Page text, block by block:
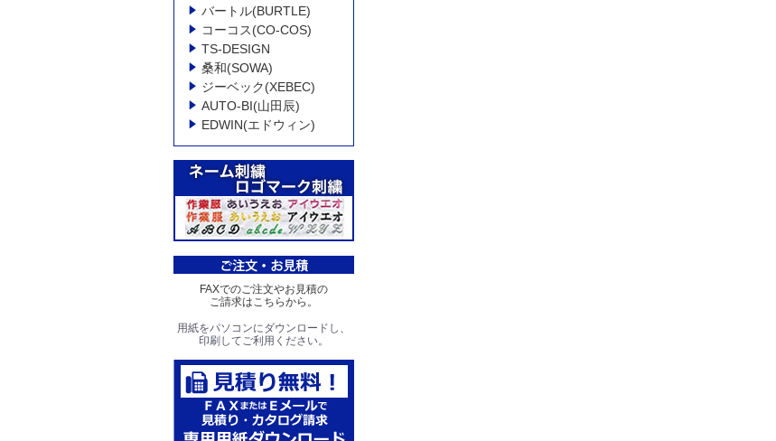
バートル(BURTLE)
コーコス(CO-COS)
TS-DESIGN
桑和(SOWA)
ジーベック(XEBEC)
AUTO-BI(山田辰)
EDWIN(エドウィン)
FAXでのご注文やお見積の
ご請求はこちらから。
用紙をパソコンにダウンロードし、
印刷してご利用ください。